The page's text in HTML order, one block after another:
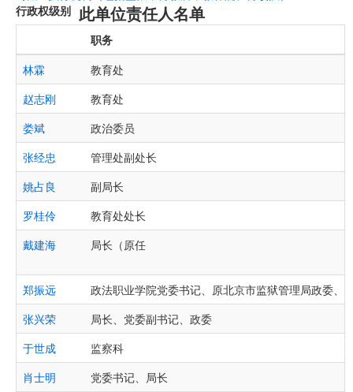
行政权级别 此单位责任人名单
职务
林霖
教育处
赵志刚
教育处
娄斌
政治委员
张经忠
管理处副处长
姚占良
副局长
罗桂伶
教育处处长
戴建海
局长（原任
郑振远
政法职业学院党委书记、原北京市监狱管理局政委、
张兴荣
局长、党委副书记、政委
于世成
监察科
肖士明
党委书记、局长